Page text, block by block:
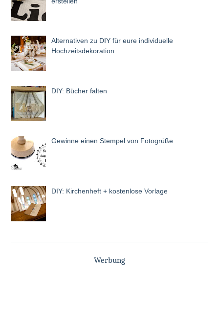
Alternativen zu DIY für eure individuelle
Hochzeitsdekoration
DIY: Bücher falten
Gewinne einen Stempel von Fotogrüße
DIY: Kirchenheft + kostenlose Vorlage
Werbung